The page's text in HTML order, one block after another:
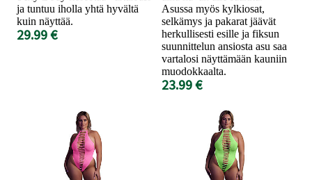
ja tuntuu iholla yhtä hyvältä
kuin näyttää.
29.99 €
Asussa myös kylkiosat,
selkämys ja pakarat jäävät
herkullisesti esille ja fiksun
suunnittelun ansiosta asu saa
vartalosi näyttämään kauniin
muodokkaalta.
23.99 €